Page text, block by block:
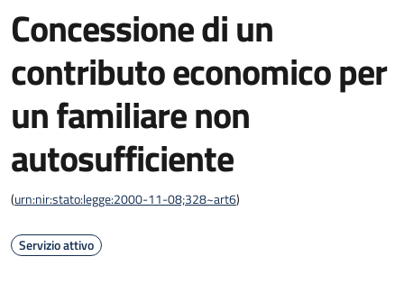
Concessione di un
contributo economico per
un familiare non
autosufficiente
(urn:nir:stato:legge:2000-11-08;328~art6)
Servizio attivo